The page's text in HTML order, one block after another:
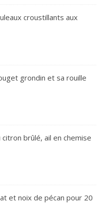
croustillants aux
grondin et sa rouille
brûlé, ail en chemise
et noix de pécan pour 20